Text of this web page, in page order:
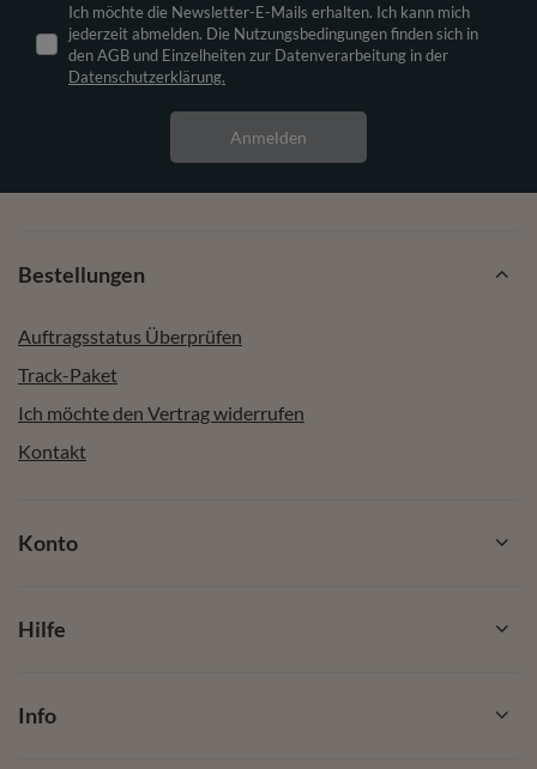
Ich möchte die Newsletter-E-Mails erhalten. Ich kann mich
jederzeit abmelden. Die Nutzungsbedingungen finden sich in
den AGB und Einzelheiten zur Datenverarbeitung in der
Datenschutzerklärung.
Anmelden
Bestellungen
Auftragsstatus Überprüfen
Track-Paket
Ich möchte den Vertrag widerrufen
Kontakt
Konto
Hilfe
Info